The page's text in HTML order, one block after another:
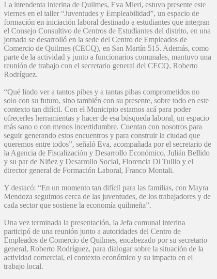
La intendenta interina de Quilmes, Eva Mieri, estuvo presente este
viernes en el taller “Juventudes y Empleabilidad”, un espacio de
formación en iniciación laboral destinado a estudiantes que integran
el Consejo Consultivo de Centros de Estudiantes del distrito, en una
jornada se desarrolló en la sede del Centro de Empleados de
Comercio de Quilmes (CECQ), en San Martín 515. Además, como
parte de la actividad y junto a funcionarios comunales, mantuvo una
reunión de trabajo con el secretario general del CECQ, Roberto
Rodríguez.
“Qué lindo ver a tantos pibes y a tantas pibas comprometidos no
solo con su futuro, sino también con su presente, sobre todo en este
contexto tan difícil. Con el Municipio estamos acá para poder
ofrecerles herramientas y hacer de esa búsqueda laboral, un espacio
más sano o con menos incertidumbre. Cuentan con nosotros para
seguir generando estos encuentros y para construir la ciudad que
queremos entre todos”, señaló Eva, acompañada por el secretario de
la Agencia de Fiscalización y Desarrollo Económico, Julián Bellido
y su par de Niñez y Desarrollo Social, Florencia Di Tullio y el
director general de Formación Laboral, Franco Montali.
Y destacó: “En un momento tan difícil para las familias, con Mayra
Mendoza seguimos cerca de las juventudes, de los trabajadores y de
cada sector que sostiene la economía quilmeña”.
Una vez terminada la presentación, la Jefa comunal interina
participó de una reunión junto a autoridades del Centro de
Empleados de Comercio de Quilmes, encabezado por su secretario
general, Roberto Rodríguez, para dialogar sobre la situación de la
actividad comercial, el contexto económico y su impacto en el
trabajo local.